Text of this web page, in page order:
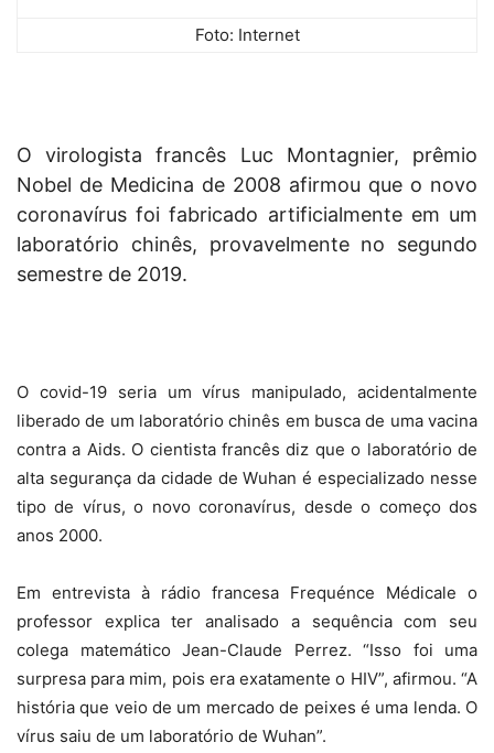
Foto: Internet
O virologista francês Luc Montagnier, prêmio
Nobel de Medicina de 2008 afirmou que o novo
coronavírus foi fabricado artificialmente em um
laboratório chinês, provavelmente no segundo
semestre de 2019.
O covid-19 seria um vírus manipulado, acidentalmente
liberado de um laboratório chinês em busca de uma vacina
contra a Aids. O cientista francês diz que o laboratório de
alta segurança da cidade de Wuhan é especializado nesse
tipo de vírus, o novo coronavírus, desde o começo dos
anos 2000.
Em entrevista à rádio francesa Frequénce Médicale o
professor explica ter analisado a sequência com seu
colega matemático Jean-Claude Perrez. “Isso foi uma
surpresa para mim, pois era exatamente o HIV”, afirmou. “A
história que veio de um mercado de peixes é uma lenda. O
vírus saiu de um laboratório de Wuhan”.